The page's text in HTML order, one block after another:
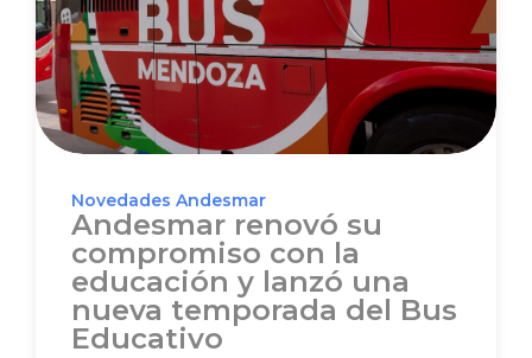
Novedades Andesmar
Andesmar renovó su
compromiso con la
educación y lanzó una
nueva temporada del Bus
Educativo